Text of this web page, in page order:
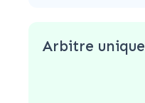
Arbitre unique